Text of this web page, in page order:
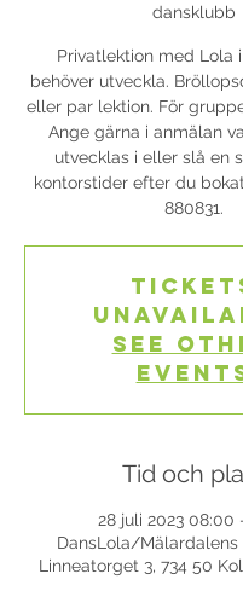
dansklubb
Privatlektion med Lola
behöver utveckla.
eller par lektion. För
Ange gärna i anmälan
utvecklas i eller slå en
kontorstider efter du
880831.
See
Tid och
28 juli 2023 08:00
DansLola/Mälardalens
Linneatorget 3, 734 50